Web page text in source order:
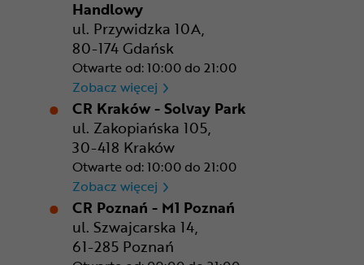
Handlowy
ul. Przywidzka 10A,
80-174 Gdańsk
Otwarte od: 10:00 do 21:00
Zobacz więcej CR Gdańsk - Morski Park
CR Kraków - Solvay Park
ul. Zakopiańska 105,
30-418 Kraków
Otwarte od: 10:00 do 21:00
Zobacz więcej CR Kraków - Solvay Park
CR Poznań - M1 Poznań
ul. Szwajcarska 14,
61-285 Poznań